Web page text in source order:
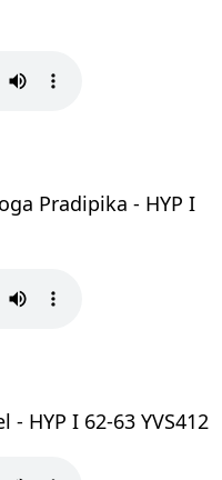
Pradipika - HYP I
HYP I 62-63 YVS412